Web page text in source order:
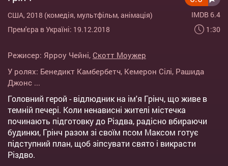
США, 2018 (комедія, мультфільм, анімація)
Прем'єра в Україні: 19.12.2018
IMDB 6.4
1:30
Режисер: Ярроу Чейні, Скотт Моужер
У ролях: Бенедикт Камбербетч, Кемерон Сілі, Рашида
Джонс ...
Головний герой - відлюдник на ім'я Грінч, що живе в
темній печері. Коли ненависні жителі містечка
починають підготовку до Різдва, радісно вбираючи
будинки, Грінч разом зі своїм псом Максом готує
підступний план, щоб зіпсувати свято і викрасти
Різдво.